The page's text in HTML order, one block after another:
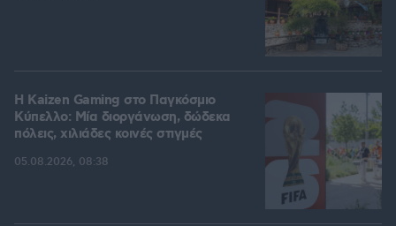
H Kaizen Gaming στο Παγκόσμιο
Kύπελλο: Μία διοργάνωση, δώδεκα
πόλεις, χιλιάδες κοινές στιγμές
05.08.2026, 08:38